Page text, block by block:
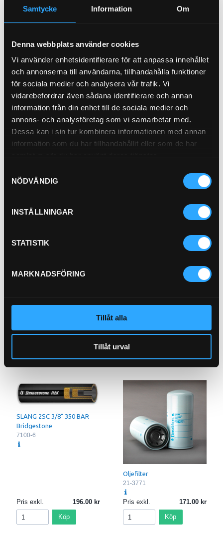
Samtycke Information Om
Denna webbplats använder cookies
Vi använder enhetsidentifierare för att anpassa innehållet
och annonserna till användarna, tillhandahålla funktioner
för sociala medier och analysera vår trafik. Vi
vidarebefordrar även sådana identifierare och annan
information från din enhet till de sociala medier och
annons- och analysföretag som vi samarbetar med.
Dessa kan i sin tur kombinera informationen med annan
information som du har tillhandahållit eller som de har
NÖDVÄNDIG
INSTÄLLNINGAR
STATISTIK
MARKNADSFÖRING
Tillåt alla
Tillåt urval
Transmissionfilter 21-6552
Köp
Pris exkl.
866.70
1 593.00
Pris exkl. 253.00
SLANG 2SC 3/8" 350 BAR
Bridgestone
7100-6
Pris exkl. 196.00
Köp
Oljefilter
21-3771
Pris exkl. 171.00
Köp